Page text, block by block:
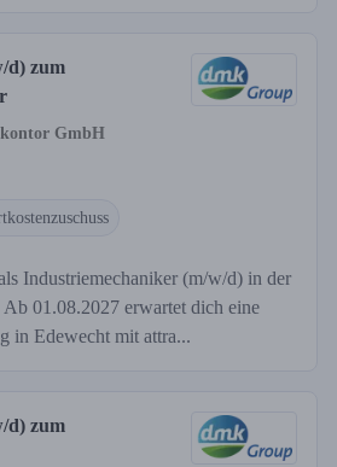
d) zum
GmbH
Industriemechaniker (m/w/d) in der
01.08.2027 erwartet dich eine
in Edewecht mit attra...
d) zum